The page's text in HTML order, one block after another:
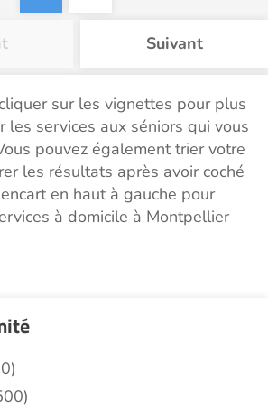
Suivant
sur les vignettes pour plus
les services aux séniors qui vous
pouvez également trier votre
les résultats après avoir coché
en haut à gauche pour
à domicile à Montpellier